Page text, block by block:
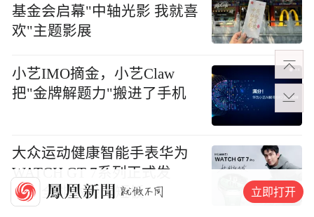
基金会启幕"中轴光影 我就喜
欢"主题影展
小艺IMO摘金，小艺Claw
把"金牌解题力"搬进了手机
大众运动健康智能手表华为
WATCH GT 7系列正式发
布，全能体验无短板
立即打开